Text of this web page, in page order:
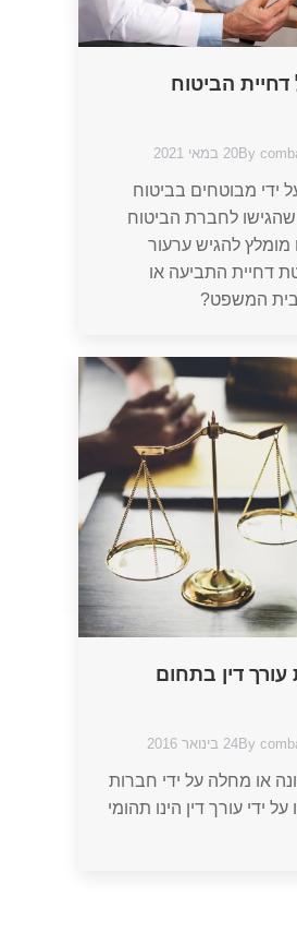
הביטוח
By20 במאי 2021
ידי מבוטחים בביטוח
שהגישו לחברת הביטוח
להגיש ערעור
דחיית התביעה או
המשפט?
דין בתחום
By24 בינואר 2016
או מחלה על ידי חברות
ידי עורך דין הינו תהומי